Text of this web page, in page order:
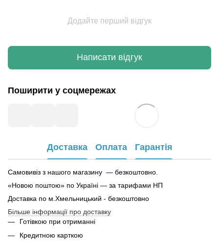
Додайте перший відгук
Написати відгук
Поширити у соцмережах
Доставка Оплата Гарантія
Самовивіз з нашого магазину — безкоштовно.
«Новою поштою» по Україні — за тарифами НП
Доставка по м.Хмельницький - безкоштовно
Більше інформації про доставку
Готівкою при отриманні
Кредитною карткою